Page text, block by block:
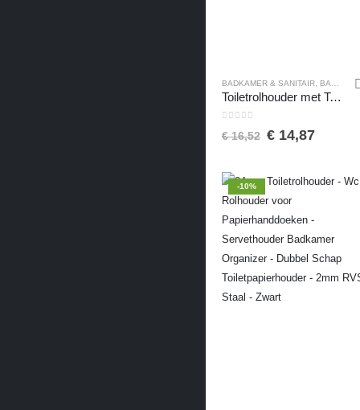
BADKAMER & SANITAIR BADKAMER ACCESSOIRES
Toiletrolhouder met Telefoonplank / Metalen Wit / Wit Stainless WC Rolhouder / Toiletrolhouder / Toiletrolhouder met Plankje / Badkamer Accessoires / 14 X 7 x 7 cm
van de 5
€16,52 € 14,87
-10%